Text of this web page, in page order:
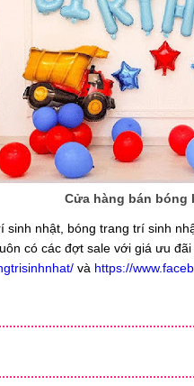
Cửa hàng bán bóng
nhật, bóng trang trí sinh
có các đợt sale với giá ưu
và https://